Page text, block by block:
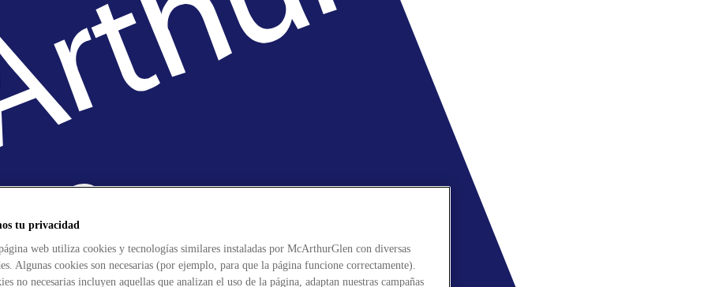
tu privacidad
web utiliza cookies y tecnologías similares instaladas por McArthurGlen con diversas
Algunas cookies son necesarias (por ejemplo, para que la página funcione correctamente).
no necesarias incluyen aquellas que analizan el uso de la página, adaptan nuestras campañas